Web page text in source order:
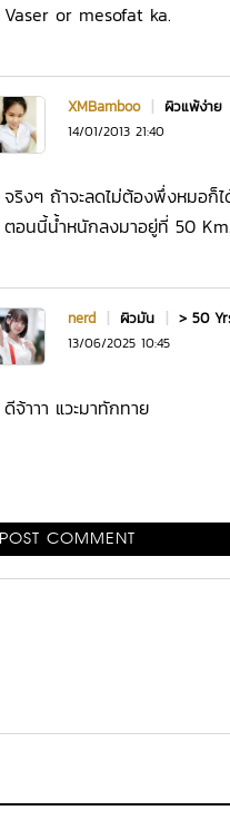
Vaser or mesofat ka.
XMBamboo | ผิวแพ้ง่าย
14/01/2013 21:40
จริงๆ ถ้าจะลดไม่ต้องพึ่งหมอก็
ตอนนี้น้ำหนักลงมาอยู่ที่ 50 Km.
nerd | ผิวมัน | > 50
13/06/2025 10:45
ดีจ้าาา แวะมาทักทาย
POST COMMENT